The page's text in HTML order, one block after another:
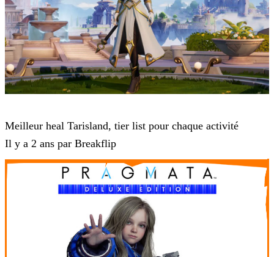
Meilleur heal Tarisland, tier list pour chaque activité
Il y a 2 ans par Breakflip